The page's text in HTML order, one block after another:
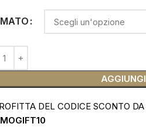
DEL CODICE SCONTO